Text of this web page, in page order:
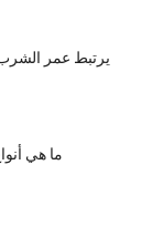
يرتبط عمر
ما هي